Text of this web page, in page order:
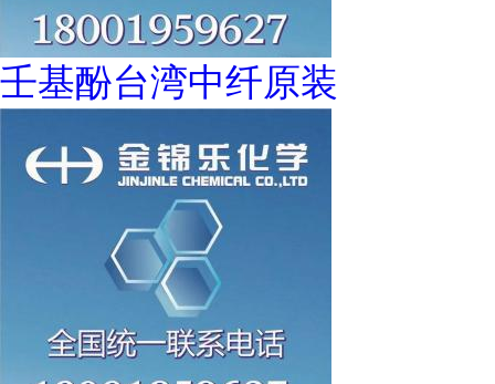
壬基酚台湾中纤原装